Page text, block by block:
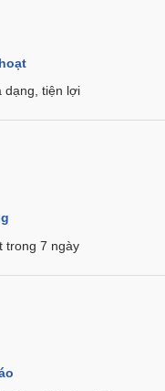
dạng, tiện lợi
trong 7 ngày